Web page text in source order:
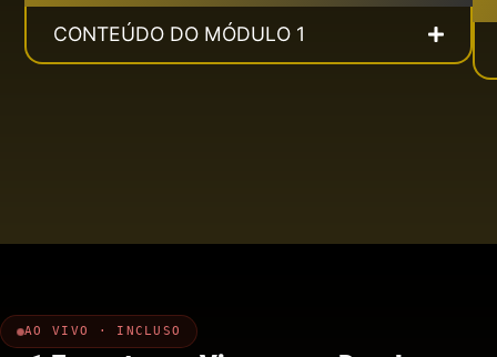
CONTEÚDO DO MÓDULO 1
AO VIVO · INCLUSO